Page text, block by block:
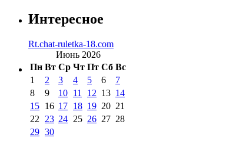
Интересное
Rt.chat-ruletka-18.com
Июнь 2026
Пн Вт Ср Чт Пт Сб Вс
1 2 3 4 5 6
7
8
9 10 11 12 13 14
15 16 17 18 19 20 21
22
23 24 25 26 27 28
29 30